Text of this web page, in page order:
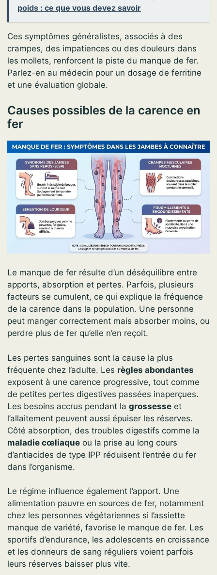
poids : ce que vous devez savoir
Ces symptômes généralistes, associés à des
crampes, des impatiences ou des douleurs dans
les mollets, renforcent la piste du manque de fer.
Parlez-en au médecin pour un dosage de ferritine
et une évaluation globale.
Causes possibles de la carence en
fer
Le manque de fer résulte d’un déséquilibre entre
apports, absorption et pertes. Parfois, plusieurs
facteurs se cumulent, ce qui explique la fréquence
de la carence dans la population. Une personne
peut manger correctement mais absorber moins, ou
perdre plus de fer qu’elle n’en reçoit.
Les pertes sanguines sont la cause la plus
fréquente chez l’adulte. Les règles abondantes
exposent à une carence progressive, tout comme
de petites pertes digestives passées inaperçues.
Les besoins accrus pendant la grossesse et
l’allaitement peuvent aussi épuiser les réserves.
Côté absorption, des troubles digestifs comme la
maladie cœliaque ou la prise au long cours
d’antiacides de type IPP réduisent l’entrée du fer
dans l’organisme.
Le régime influence également l’apport. Une
alimentation pauvre en sources de fer, notamment
chez les personnes végétariennes si l’assiette
manque de variété, favorise le manque de fer. Les
sportifs d’endurance, les adolescents en croissance
et les donneurs de sang réguliers voient parfois
leurs réserves baisser plus vite.